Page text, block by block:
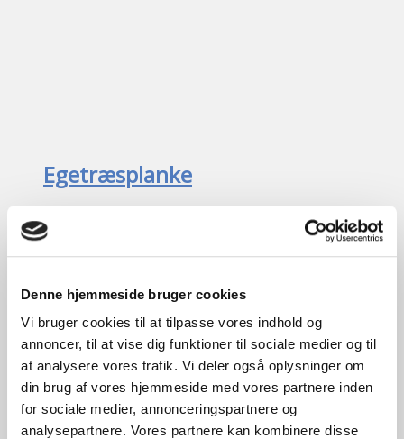
Denne hjemmeside bruger cookies
Vi bruger cookies til at tilpasse vores indhold og
annoncer, til at vise dig funktioner til sociale medier og til
at analysere vores trafik. Vi deler også oplysninger om
din brug af vores hjemmeside med vores partnere inden
for sociale medier, annonceringspartnere og
analysepartnere. Vores partnere kan kombinere disse
Egetræsplanke
B
stk. på lager
3 lags